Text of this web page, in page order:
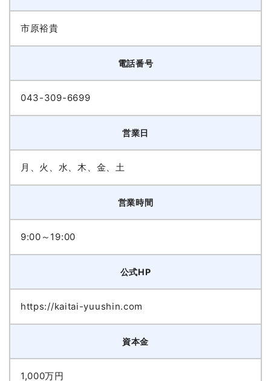
市原裕貴
電話番号
043-309-6699
営業日
月、火、水、木、金、土
営業時間
9:00～19:00
公式HP
https://kaitai-yuushin.com
資本金
1,000万円